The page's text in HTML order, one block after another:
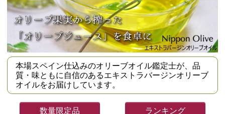
本場スペイン仕込みのオリーブオイル鑑定士が、品
質・味ともに自信のあるエキストラバージンオリーブ
オイルをお届けしています。
数量限定品 ランキング